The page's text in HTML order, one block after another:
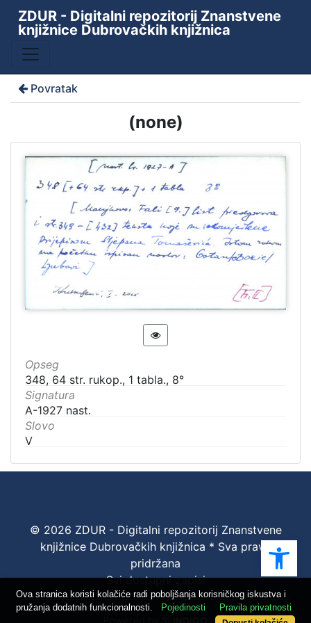
ZDUR - Digitalni repozitorij Znanstvene
knjižnice Dubrovačkih knjižnica
Povratak
(none)
Opseg
348, 64 str. rukop., 1 tabla., 8°
Signatura
A-1927 nast.
Slovo
V
© 2026 ZDUR - Digitalni repozitorij Znanstvene
knjižnice Dubrovačkih knjižnica * Sva prava
pridržana
Svi dostupni zapisi
Ova stranica koristi kolačiće radi poboljšanja korisničkog iskustva i
pružanja dodatnih funkcionalnosti.
Pojedinosti Pravila privatnosti